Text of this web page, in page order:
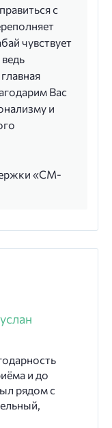
с
чувствует
Вас
и
«СМ-
и до
рядом с